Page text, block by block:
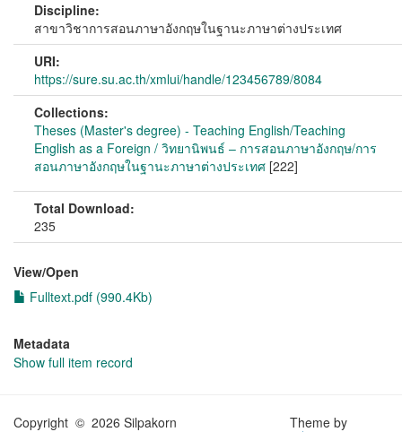
Discipline:
สาขาวิชาการสอนภาษาอังกฤษในฐานะภาษาต่างประเทศ
URI:
https://sure.su.ac.th/xmlui/handle/123456789/8084
Collections:
Theses (Master's degree) - Teaching English/Teaching
English as a Foreign / วิทยานิพนธ์ – การสอนภาษาอังกฤษ/การ
สอนภาษาอังกฤษในฐานะภาษาต่างประเทศ [222]
Total Download:
235
View/Open
Fulltext.pdf (990.4Kb)
Metadata
Show full item record
Copyright © 2026 Silpakorn
Theme by